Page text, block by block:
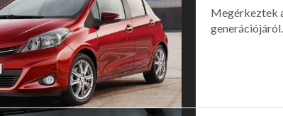
Megérkeztek
generációjáról.